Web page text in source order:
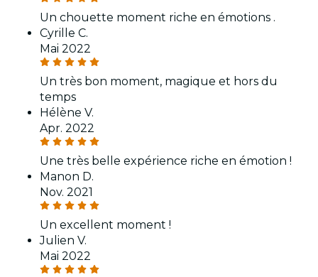
Un chouette moment riche en émotions .
Cyrille C.
Mai 2022
Un très bon moment, magique et hors du
temps
Hélène V.
Apr. 2022
Une très belle expérience riche en émotion !
Manon D.
Nov. 2021
Un excellent moment !
Julien V.
Mai 2022